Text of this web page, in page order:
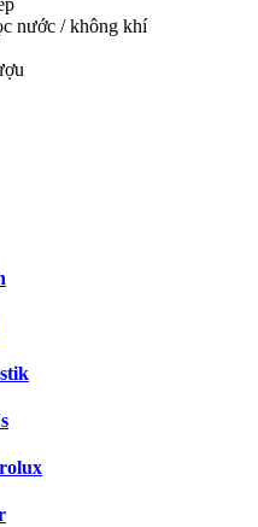
nước / không khí